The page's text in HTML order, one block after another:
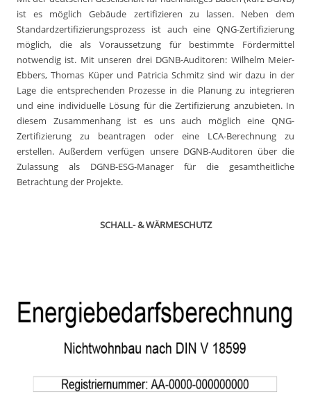
ist es möglich Gebäude zertifizieren zu lassen. Neben dem
Standardzertifizierungsprozess ist auch eine QNG-Zertifizierung
möglich, die als Voraussetzung für bestimmte Fördermittel
notwendig ist. Mit unseren drei DGNB-Auditoren: Wilhelm Meier-
Ebbers, Thomas Küper und Patricia Schmitz sind wir dazu in der
Lage die entsprechenden Prozesse in die Planung zu integrieren
und eine individuelle Lösung für die Zertifizierung anzubieten. In
diesem Zusammenhang ist es uns auch möglich eine QNG-
Zertifizierung zu beantragen oder eine LCA-Berechnung zu
erstellen. Außerdem verfügen unsere DGNB-Auditoren über die
Zulassung als DGNB-ESG-Manager für die gesamtheitliche
Betrachtung der Projekte.
SCHALL- & WÄRMESCHUTZ